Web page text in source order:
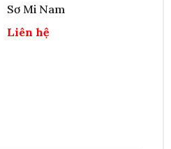
Sơ Mi Nam
Liên hệ